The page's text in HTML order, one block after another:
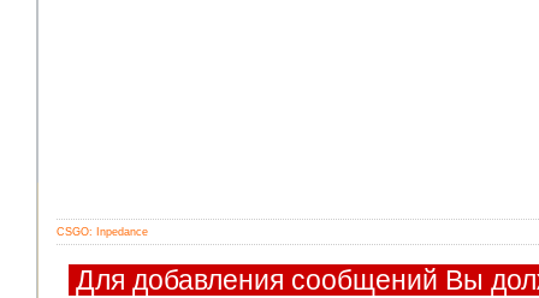
CSGO: Inpedance
Для добавления сообщений Вы